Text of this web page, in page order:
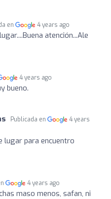
en 4 years ago
atención...Ale
4 years ago
bueno.
Publicada en
4 years
lugar para encuentro
4 years ago
maso menos, safan, ni